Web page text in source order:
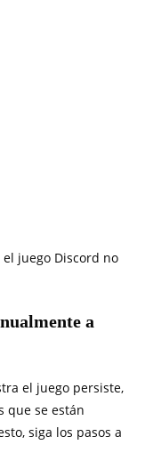
juego Discord no
a
el juego persiste,
que se están
siga los pasos a